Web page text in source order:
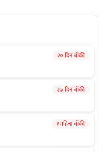
२० दिन बाँकी
२७ दिन बाँकी
१ महिना बाँकी